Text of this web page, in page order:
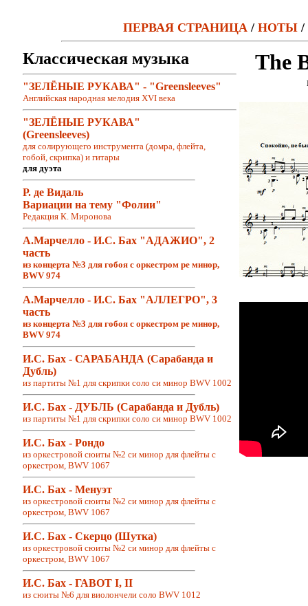
ПЕРВАЯ СТРАНИЦА/ НОТЫ/
Классическая музыка
"ЗЕЛЁНЫЕ РУКАВА" - "Greensleeves"
Английская народная мелодия XVI века
"ЗЕЛЁНЫЕ РУКАВА"
(Greensleeves)
для солирующего инструмента (домра, флейта,
гобой, скрипка) и гитары
для дуэта
Р. де Видаль
Вариации на тему "Фолии"
Редакция К. Миронова
А.Марчелло - И.С. Бах "АДАЖИО", 2
часть
из концерта №3 для гобоя с оркестром ре минор,
BWV 974
А.Марчелло - И.С. Бах "АЛЛЕГРО", 3
часть
из концерта №3 для гобоя с оркестром ре минор,
BWV 974
И.С. Бах - САРАБАНДА (Сарабанда и
Дубль)
из партиты №1 для скрипки соло си минор BWV 1002
И.С. Бах - ДУБЛЬ (Сарабанда и Дубль)
из партиты №1 для скрипки соло си минор BWV 1002
И.С. Бах - Рондо
из оркестровой сюиты №2 си минор для флейты с
оркестром, BWV 1067
И.С. Бах - Менуэт
из оркестровой сюиты №2 си минор для флейты с
оркестром, BWV 1067
И.С. Бах - Скерцо (Шутка)
из оркестровой сюиты №2 си минор для флейты с
оркестром, BWV 1067
И.С. Бах - ГАВОТ I, II
из сюиты №6 для виолончели соло BWV 1012
The